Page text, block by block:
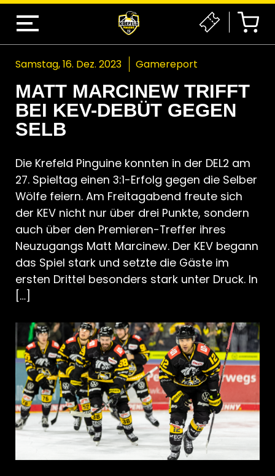
Samstag, 16. Dez. 2023 Gamereport
MATT MARCINEW TRIFFT
BEI KEV-DEBÜT GEGEN
SELB
Die Krefeld Pinguine konnten in der DEL2 am
27. Spieltag einen 3:1-Erfolg gegen die Selber
Wölfe feiern. Am Freitagabend freute sich
der KEV nicht nur über drei Punkte, sondern
auch über den Premieren-Treffer ihres
Neuzugangs Matt Marcinew. Der KEV begann
das Spiel stark und setzte die Gäste im
ersten Drittel besonders stark unter Druck. In
[…]